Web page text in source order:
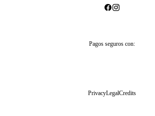
Pagos seguros con:
PrivacyLegalCredits